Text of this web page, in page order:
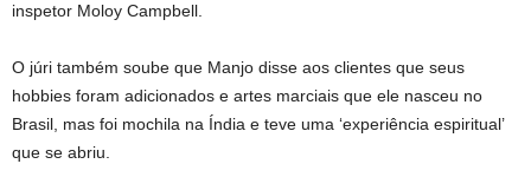
inspetor Moloy Campbell.
O júri também soube que Manjo disse aos clientes que seus
hobbies foram adicionados e artes marciais que ele nasceu no
Brasil, mas foi mochila na Índia e teve uma ‘experiência espiritual’
que se abriu.